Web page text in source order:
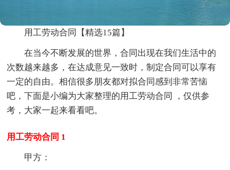
用工劳动合同【精选15篇】
在当今不断发展的世界，合同出现在我们生活中的
次数越来越多，在达成意见一致时，制定合同可以享有
一定的自由。相信很多朋友都对拟合同感到非常苦恼
吧，下面是小编为大家整理的用工劳动合同 ，仅供参
考，大家一起来看看吧。
用工劳动合同 1
甲方：